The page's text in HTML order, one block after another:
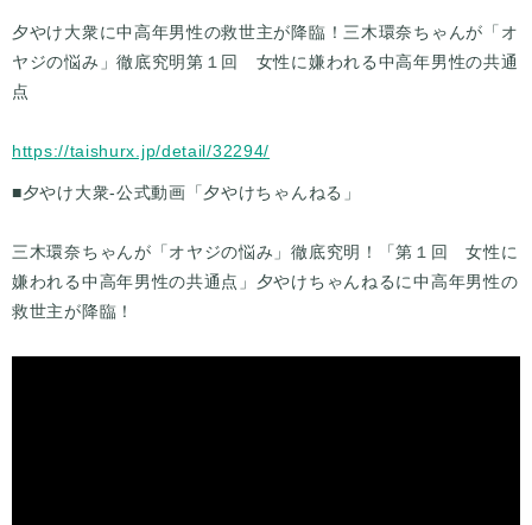
夕やけ大衆に中高年男性の救世主が降臨！三木環奈ちゃんが「オ
ヤジの悩み」徹底究明第１回 女性に嫌われる中高年男性の共通
点
https://taishurx.jp/detail/32294/
■夕やけ大衆-公式動画「夕やけちゃんねる」
三木環奈ちゃんが「オヤジの悩み」徹底究明！「第１回 女性に
嫌われる中高年男性の共通点」夕やけちゃんねるに中高年男性の
救世主が降臨！